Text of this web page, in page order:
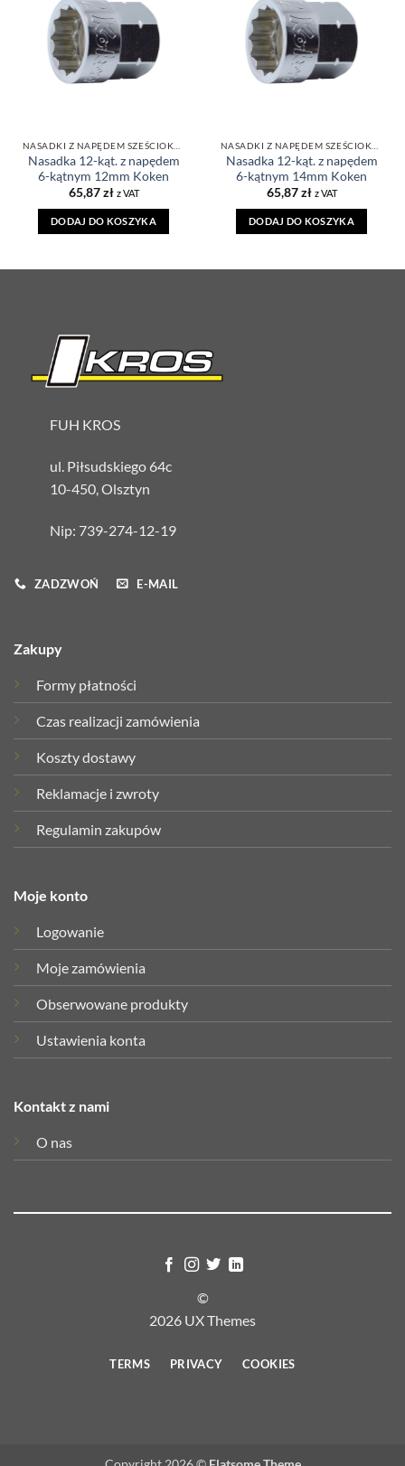
ULUBIONYCH
Nasadka 12-kąt. z napędem
6-kątnym 12mm Koken
65,87zł z VAT
DODAJ DO KOSZYKA
ULUBIONYCH
Nasadka 12-kąt. z napędem
6-kątnym 14mm Koken
65,87zł z VAT
DODAJ DO KOSZYKA
FUH KROS
ul. Piłsudskiego 64c
10-450, Olsztyn
Nip: 739-274-12-19
ZADZWOŃ E-MAIL
Zakupy
Formy płatności
Czas realizacji zamówienia
Koszty dostawy
Reklamacje i zwroty
Regulamin zakupów
Moje konto
Logowanie
Moje zamówienia
Obserwowane produkty
Ustawienia konta
Kontakt z nami
O nas
©
2026 UX Themes
TERMS PRIVACY COOKIES